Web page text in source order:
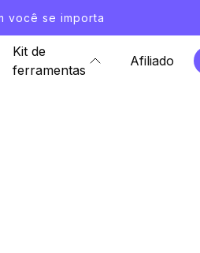
você se importa
Kit de
ferramentas
Afiliado